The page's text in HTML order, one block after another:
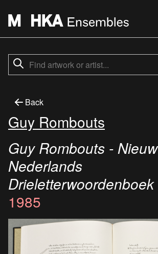
Back
Guy Rombouts
Guy Rombouts - Nieuw
Nederlands
Drieletterwoordenboek
1985